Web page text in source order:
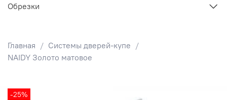
Главная
Системы дверей-купе
NAIDY Золото матовое
-25%
Обрезки